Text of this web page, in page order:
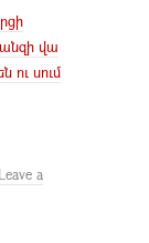
վա
ու սում
Leave a